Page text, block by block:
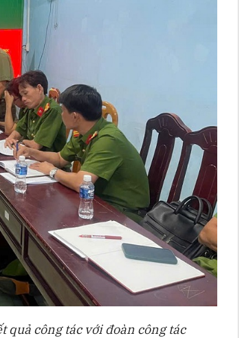
quả công tác với đoàn công tác